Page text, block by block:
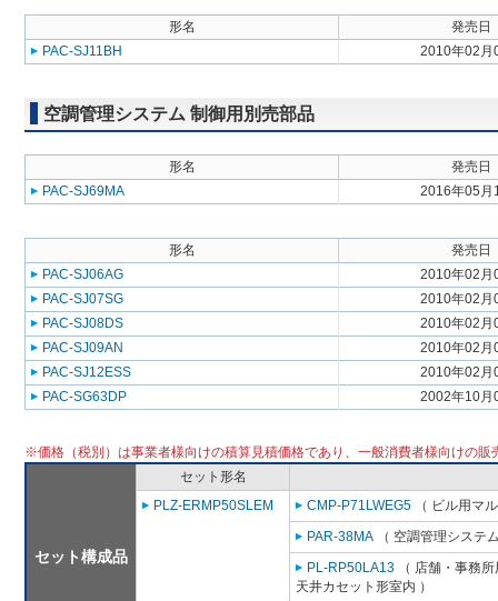
形名
発売日
PAC-SJ11BH
2010年02月
空調管理システム 制御用別売部品
形名
発売日
PAC-SJ69MA
2016年05月
形名
発売日
PAC-SJ06AG
2010年02月
PAC-SJ07SG
2010年02月
PAC-SJ08DS
2010年02月
PAC-SJ09AN
2010年02月
PAC-SJ12ESS
2010年02月
PAC-SG63DP
2002年10月
※価格（税別）は事業者様向けの積算見積価格であり、一般消費者様向けの販
セット構成品
セット形名
PLZ-ERMP50SLEM
CMP-P71LWEG5 （ ビル用マ
PAR-38MA （ 空調管理システ
PL-RP50LA13 （ 店舗・事務
天井カセット形室内 ）